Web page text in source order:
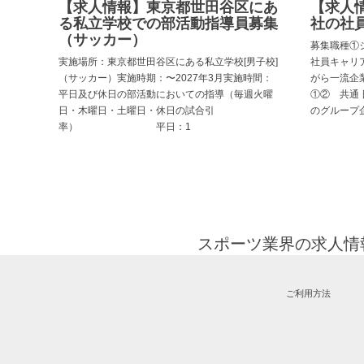
【求人情報】東京都世田谷区にあ
る私立学校での部活動指導員募集
（サッカー）
実施場所：東京都世田谷区にある私立学校[男子校]
（サッカー）実施時期：〜2027年3月実施時間：
平日及び休日の部活動においての指導（毎週火曜
日・木曜日・土曜日・休日の試合引
率） 平日：1
【求
社の社
募集職種①
社員キャリ
がら一流企
①② 共通 日
のグループ
スポーツ業界の求人
ご利用方法